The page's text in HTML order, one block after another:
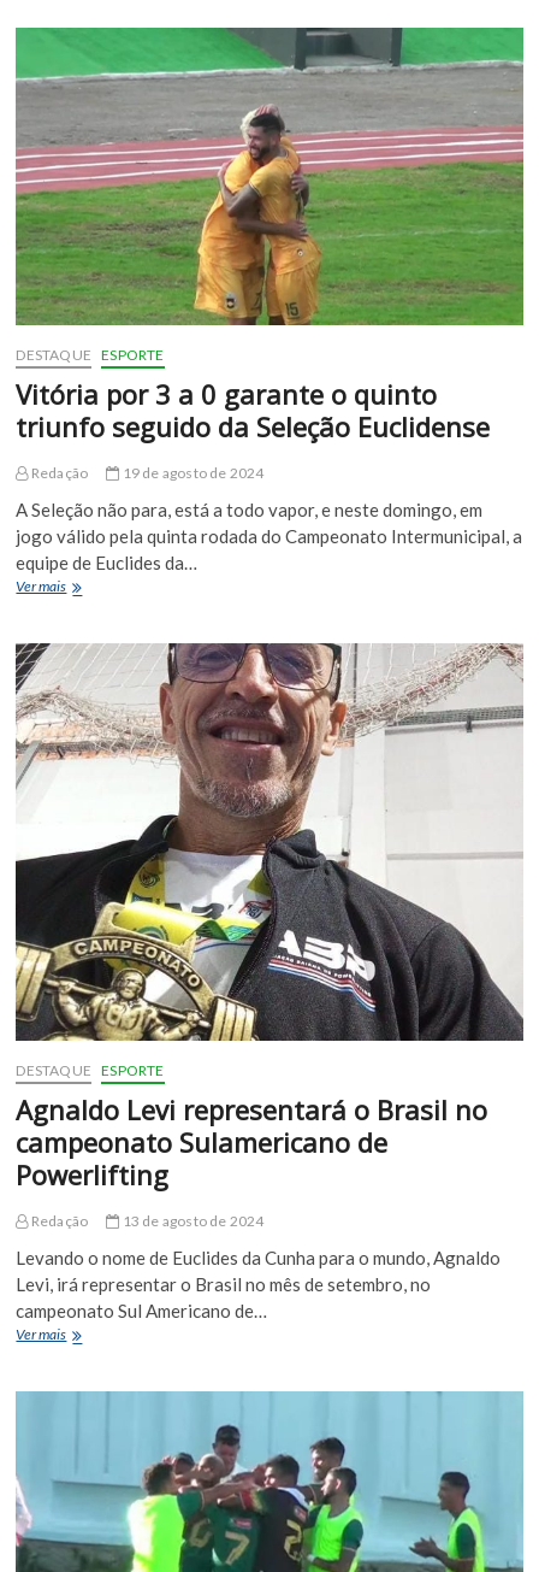
a
em
casa,
para
a
equipe
de
Barrocas
DESTAQUE ESPORTE
Vitória por 3 a 0 garante o quinto
triunfo seguido da Seleção Euclidense
Redação 19 de agosto de 2024
A Seleção não para, está a todo vapor, e neste domingo, em
jogo válido pela quinta rodada do Campeonato Intermunicipal, a
equipe de Euclides da…
Ver maisVitória
a
0
garante
o
quinto
triunfo
Euclidense
DESTAQUE ESPORTE
Agnaldo Levi representará o Brasil no
campeonato Sulamericano de
Powerlifting
Redação 13 de agosto de 2024
Levando o nome de Euclides da Cunha para o mundo, Agnaldo
Levi, irá representar o Brasil no mês de setembro, no
campeonato Sul Americano de…
Ver maisAgnaldo
Sulamericano
Powerlifting